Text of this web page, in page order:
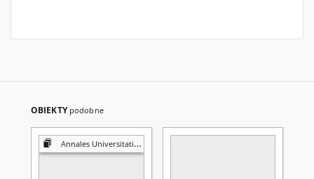
OBIEKTY podobne
Annales Universitatis Mariae Curie-Skłodowska. Sectio AA, Chemia